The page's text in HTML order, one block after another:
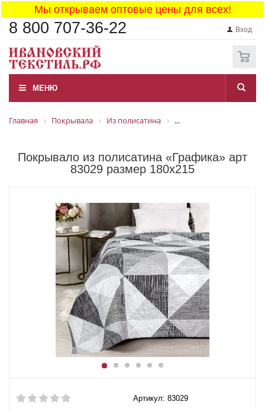
Мы открываем оптовые цены для всех!
8 800 707-36-22 Вход
МЕНЮ
Главная Покрывала Из полисатина ...
Покрывало из полисатина «Графика» арт
83029 размер 180x215
Артикул: 83029